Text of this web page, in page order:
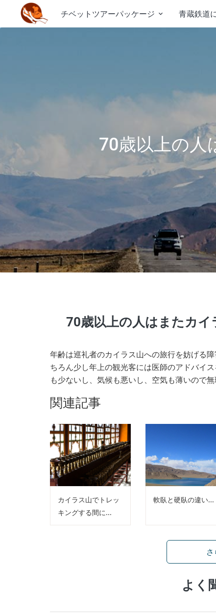
チベットツアーパッケージ  青蔵鉄道
70歳以上の人
70歳以上の人はまたカ
年齢は巡礼者のカイラス山への旅行を妨げる
ちろん少し年上の観光客には医師のアドバイ
も少ないし、気候も悪いし、空気も薄いので無
関連記事
カイラス山でトレッ
キングする間に...
軟臥と硬臥の違い...
よく